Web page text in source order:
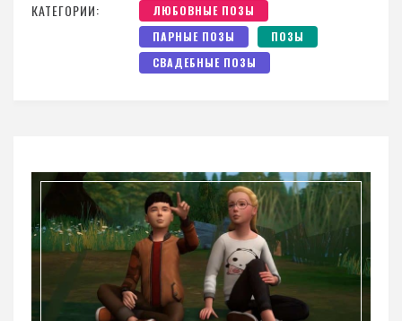
КАТЕГОРИИ:
ЛЮБОВНЫЕ ПОЗЫ
ПАРНЫЕ ПОЗЫ
ПОЗЫ
СВАДЕБНЫЕ ПОЗЫ